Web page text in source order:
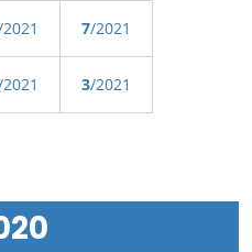
7/2021
3/2021